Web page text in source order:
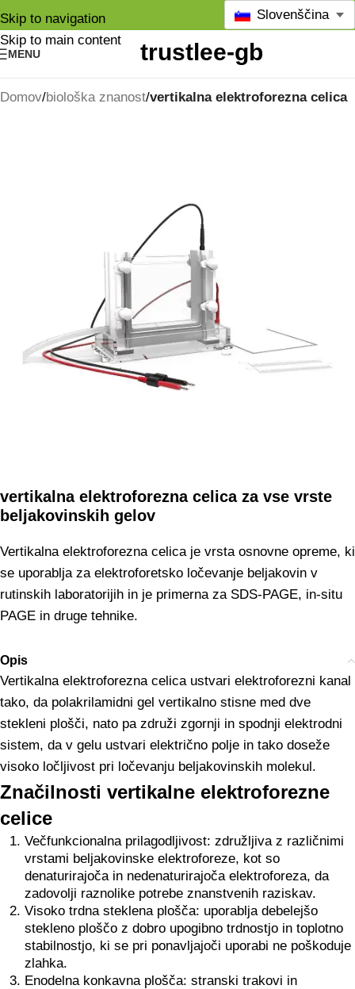
Skip to navigation
Skip to main content
MENU
Slovenščina
Domov biološka znanost vertikalna elektroforezna celica
vertikalna elektroforezna celica za vse vrste
beljakovinskih gelov
Vertikalna elektroforezna celica je vrsta osnovne opreme, ki
se uporablja za elektroforetsko ločevanje beljakovin v
rutinskih laboratorijih in je primerna za SDS-PAGE, in-situ
PAGE in druge tehnike.
Opis
Vertikalna elektroforezna celica ustvari elektroforezni kanal
tako, da polakrilamidni gel vertikalno stisne med dve
stekleni plošči, nato pa združi zgornji in spodnji elektrodni
sistem, da v gelu ustvari električno polje in tako doseže
visoko ločljivost pri ločevanju beljakovinskih molekul.
Značilnosti vertikalne elektroforezne
celice
Večfunkcionalna prilagodljivost: združljiva z različnimi
vrstami beljakovinske elektroforeze, kot so
denaturirajoča in nedenaturirajoča elektroforeza, da
zadovolji raznolike potrebe znanstvenih raziskav.
Visoko trdna steklena plošča: uporablja debelejšo
stekleno ploščo z dobro upogibno trdnostjo in toplotno
stabilnostjo, ki se pri ponavljajoči uporabi ne poškoduje
zlahka.
Enodelna konkavna plošča: stranski trakovi in